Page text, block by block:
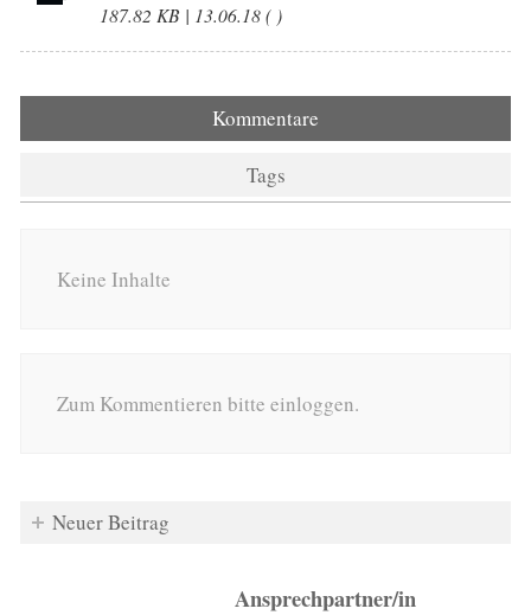
187.82 KB | 13.06.18 ( )
Kommentare
Tags
Keine Inhalte
Zum Kommentieren bitte einloggen.
Neuer Beitrag
Ansprechpartner/in